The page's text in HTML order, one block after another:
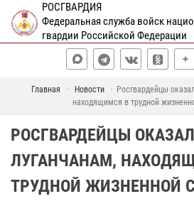
РОСГВАРДИЯ
Федеральная служба войск
гвардии Российской Федерации
Главная Новости
Росгвардейцы
находящимся в трудной
РОСГВАРДЕЙЦЫ
ЛУГАНЧАНАМ,
ТРУДНОЙ ЖИЗНЕННОЙ